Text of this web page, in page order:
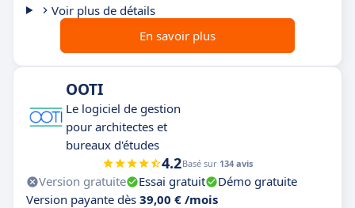
Voir plus de détails
En savoir plus
OOTI
Le logiciel de gestion
pour architectes et
bureaux d'études
4.2Basé sur 134 avis
Version gratuite Essai gratuit
Démo gratuite
Version payante dès 39,00 € /mois